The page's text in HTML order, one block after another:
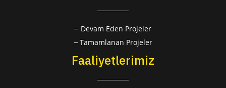
Devam Eden Projeler
Tamamlanan Projeler
Faaliyetlerimiz